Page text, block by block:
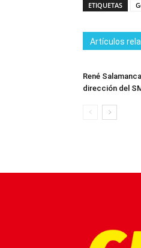
ETIQUETAS
Artículos
René
dirección del